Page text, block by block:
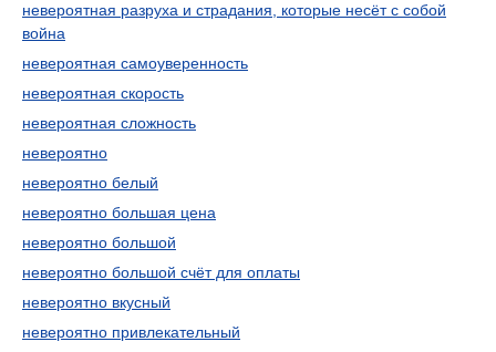
невероятная разруха и страдания, которые несёт с собой
война
невероятная самоуверенность
невероятная скорость
невероятная сложность
невероятно
невероятно белый
невероятно большая цена
невероятно большой
невероятно большой счёт для оплаты
невероятно вкусный
невероятно привлекательный